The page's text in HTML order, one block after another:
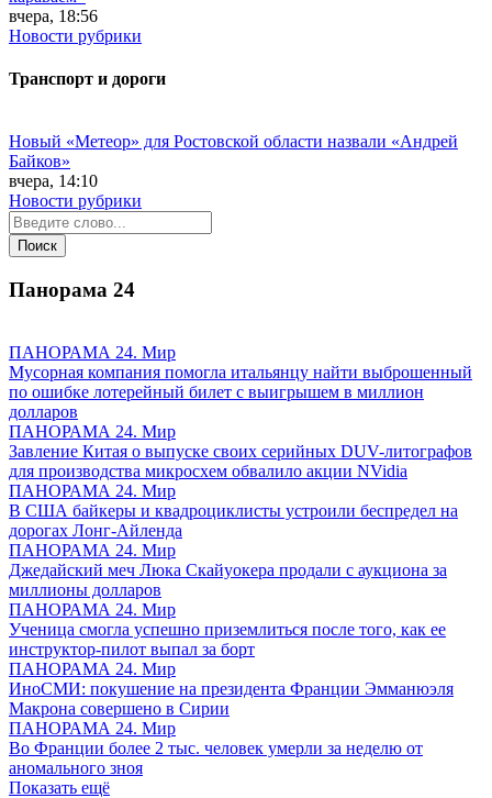
вчера, 18:56
Новости рубрики
Транспорт и дороги
Новый «Метеор» для Ростовской области назвали «Андрей
Байков»
вчера, 14:10
Новости рубрики
Панорама 24
ПАНОРАМА 24. Мир
Мусорная компания помогла итальянцу найти выброшенный
по ошибке лотерейный билет с выигрышем в миллион
долларов
ПАНОРАМА 24. Мир
Завление Китая о выпуске своих серийных DUV-литографов
для производства микросхем обвалило акции NVidia
ПАНОРАМА 24. Мир
В США байкеры и квадроциклисты устроили беспредел на
дорогах Лонг-Айленда
ПАНОРАМА 24. Мир
Джедайский меч Люка Скайуокера продали с аукциона за
миллионы долларов
ПАНОРАМА 24. Мир
Ученица смогла успешно приземлиться после того, как ее
инструктор-пилот выпал за борт
ПАНОРАМА 24. Мир
ИноСМИ: покушение на президента Франции Эмманюэля
Макрона совершено в Сирии
ПАНОРАМА 24. Мир
Во Франции более 2 тыс. человек умерли за неделю от
аномального зноя
Показать ещё